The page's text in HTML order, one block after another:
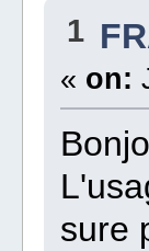
1
« on:
sure